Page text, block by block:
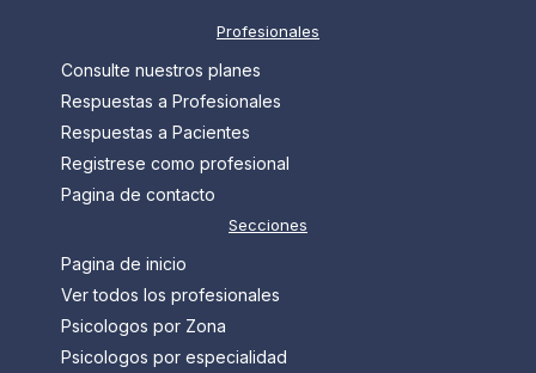
Profesionales
Consulte nuestros planes
Respuestas a Profesionales
Respuestas a Pacientes
Registrese como profesional
Pagina de contacto
Secciones
Pagina de inicio
Ver todos los profesionales
Psicologos por Zona
Psicologos por especialidad